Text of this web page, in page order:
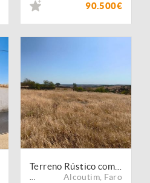
90.500€
Alcoutim, Faro